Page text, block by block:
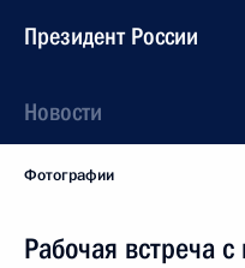
Президент России
Новости
Фотографии
Рабочая встреча